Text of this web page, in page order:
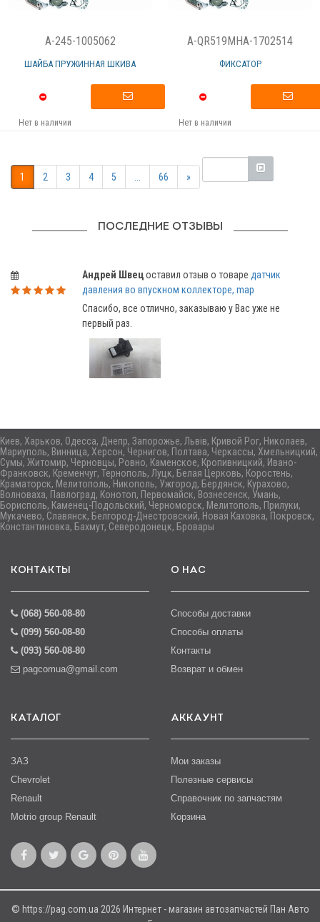
A-245-1005062
ШАЙБА ПРУЖИННАЯ ШКИВА
Нет в наличии
A-QR519MHA-1702514
ФИКСАТОР
Нет в наличии
1 2 3 4 5 66 »
ПОСЛЕДНИЕ ОТЗЫВЫ
Андрей Швецоставил отзыв о товаре датчик
давления во впускном коллекторе, map
Спасибо, все отлично, заказываю у Вас уже не
первый раз.
Киев, Харьков, Одесса, Днепр, Запорожье, Львів, Кривой Рог, Николаев,
Мариуполь, Винница, Херсон, Чернигов, Полтава, Черкассы, Хмельницкий,
Сумы, Житомир, Черновцы, Ровно, Каменское, Кропивницкий, Ивано-
Франковск, Кременчуг, Тернополь, Луцк, Белая Церковь, Коростень,
Краматорск, Мелитополь, Никополь, Ужгород, Бердянск, Курахово,
Волноваха, Павлоград, Конотоп, Первомайск, Вознесенск, Умань,
Борисполь, Каменец-Подольский, Черноморск, Мелитополь, Прилуки,
Мукачево, Славянск, Белгород-Днестровский, Новая Каховка, Покровск,
Константиновка, Бахмут, Северодонецк, Бровары
КОНТАКТЫ
(068) 560-08-80
(099) 560-08-80
(093) 560-08-80
pagcomua@gmail.com
О НАС
Способы доставки
Способы оплаты
Контакты
Возврат и обмен
КАТАЛОГ
ЗАЗ
Chevrolet
Renault
Motrio group Renault
АККАУНТ
Мои заказы
Полезные сервисы
Справочник по запчастям
Корзина
© https://pag.com.ua 2026 Интернет - магазин автозапчастей Пан Авто